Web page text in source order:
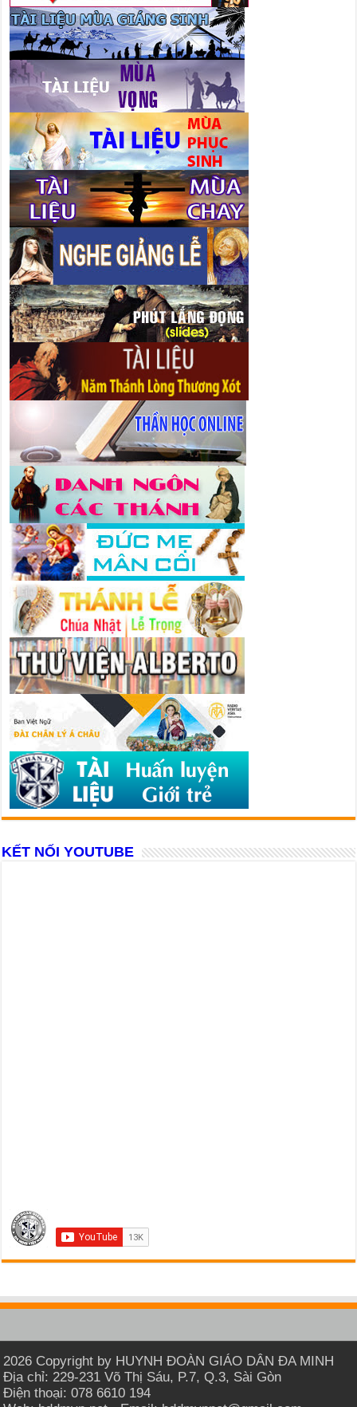
KẾT NỐI YOUTUBE
2026 Copyright by HUYNH ĐOÀN GIÁO DÂN ĐA MINH
Địa chỉ: 229-231 Võ Thị Sáu, P.7, Q.3, Sài Gòn
Điện thoại: 078 6610 194